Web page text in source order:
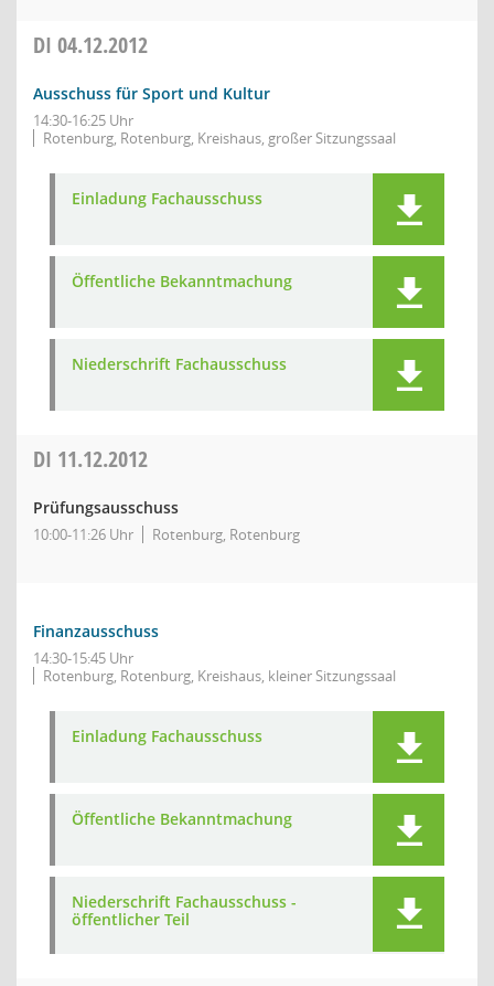
DI 04.12.2012
Ausschuss für Sport und Kultur
14:30-16:25 Uhr
Rotenburg, Rotenburg, Kreishaus, großer Sitzungssaal
Einladung Fachausschuss
Öffentliche Bekanntmachung
Niederschrift Fachausschuss
DI 11.12.2012
Prüfungsausschuss
10:00-11:26 Uhr Rotenburg, Rotenburg
Finanzausschuss
14:30-15:45 Uhr
Rotenburg, Rotenburg, Kreishaus, kleiner Sitzungssaal
Einladung Fachausschuss
Öffentliche Bekanntmachung
Niederschrift Fachausschuss -
öffentlicher Teil